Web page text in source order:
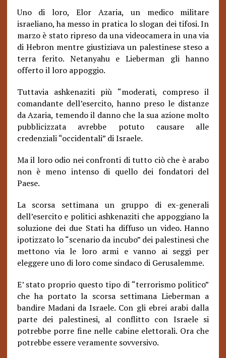
Uno di loro, Elor Azaria, un medico militare
israeliano, ha messo in pratica lo slogan dei tifosi. In
marzo è stato ripreso da una videocamera in una via
di Hebron mentre giustiziava un palestinese steso a
terra ferito. Netanyahu e Lieberman gli hanno
offerto il loro appoggio.
Tuttavia ashkenaziti più “moderati, compreso il
comandante dell’esercito, hanno preso le distanze
da Azaria, temendo il danno che la sua azione molto
pubblicizzata avrebbe potuto causare alle
credenziali “occidentali” di Israele.
Ma il loro odio nei confronti di tutto ciò che è arabo
non è meno intenso di quello dei fondatori del
Paese.
La scorsa settimana un gruppo di ex-generali
dell’esercito e politici ashkenaziti che appoggiano la
soluzione dei due Stati ha diffuso un video. Hanno
ipotizzato lo “scenario da incubo” dei palestinesi che
mettono via le loro armi e vanno ai seggi per
eleggere uno di loro come sindaco di Gerusalemme.
E’ stato proprio questo tipo di “terrorismo politico”
che ha portato la scorsa settimana Lieberman a
bandire Madani da Israele. Con gli ebrei arabi dalla
parte dei palestinesi, al conflitto con Israele si
potrebbe porre fine nelle cabine elettorali. Ora che
potrebbe essere veramente sovversivo.